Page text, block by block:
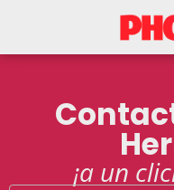
¡a un